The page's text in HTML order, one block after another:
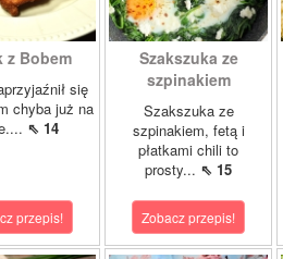
z Bobem
się
chyba już na
⇖ 14
przepis!
Szakszuka ze
szpinakiem
Szakszuka ze
szpinakiem, fetą i
płatkami chili to
prosty... ⇖ 15
Zobacz przepis!